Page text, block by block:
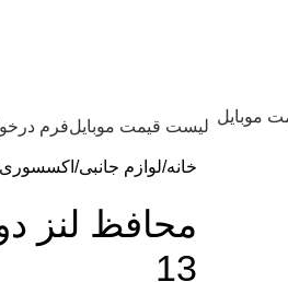
لیست قیمت موبایلفرم
خانه لوازم جانبی اکسسوری
محافظ لنز
13